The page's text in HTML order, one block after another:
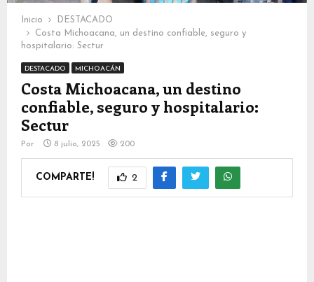
Inicio
DESTACADO
Costa Michoacana, un destino confiable, seguro y
hospitalario: Sectur
DESTACADO MICHOACÁN
Costa Michoacana, un destino
confiable, seguro y hospitalario:
Sectur
Por 8 julio, 2025 200
COMPARTE! 2